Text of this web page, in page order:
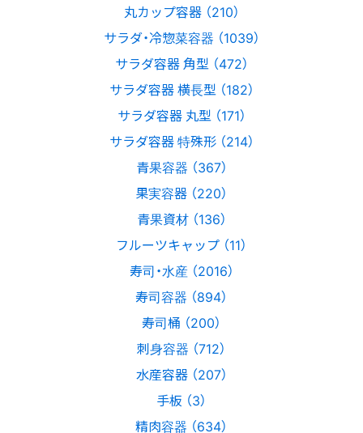
丸カップ容器 （210）
サラダ・冷惣菜容器 （1039）
サラダ容器 角型 （472）
サラダ容器 横長型 （182）
サラダ容器 丸型 （171）
サラダ容器 特殊形 （214）
青果容器 （367）
果実容器 （220）
青果資材 （136）
フルーツキャップ （11）
寿司・水産 （2016）
寿司容器 （894）
寿司桶 （200）
刺身容器 （712）
水産容器 （207）
手板 （3）
精肉容器 （634）